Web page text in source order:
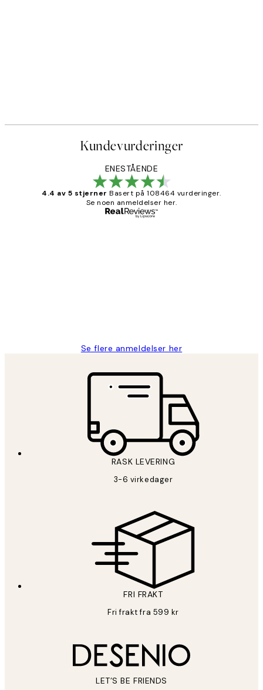
Kundevurderinger
ENESTÅENDE
4.4 av 5 stjerner Basert på 108464 vurderinger.
Se noen anmeldelser her.
Se flere anmeldelser her
RASK LEVERING
3-6 virkedager
FRI FRAKT
Fri frakt fra 599 kr
LET’S BE FRIENDS